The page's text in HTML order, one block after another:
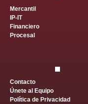
Mercantil
IP-IT
Financiero
Procesal
Contacto
Únete al Equipo
Política de Privacidad